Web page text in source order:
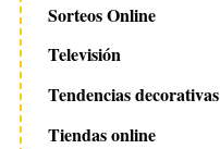
Sorteos Online
Televisión
Tendencias decorativas
Tiendas online